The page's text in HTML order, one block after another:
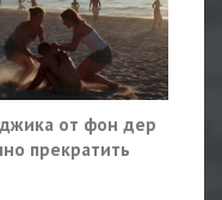
от фон дер
прекратить